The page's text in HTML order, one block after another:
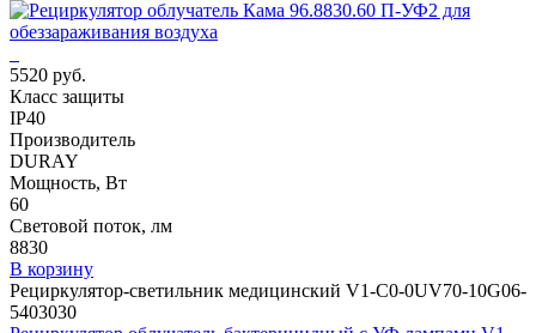
5520 руб.
Класс защиты
IP40
Производитель
DURAY
Мощность, Вт
60
Световой поток, лм
8830
В корзину
Рециркулятор-светильник медицинский V1-C0-0UV70-10G06-
5403030